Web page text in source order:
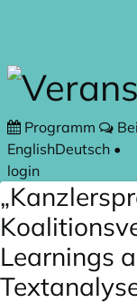
Programm
EnglishDeutsch •
login
Learnings